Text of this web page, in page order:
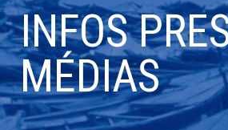
CALENDRIER DES ÉVÈNEMENTS
ORGANIGRAMME
LISTE DU PERSONNEL
LES DOMAINES SCIENTIFIQUES
LES ÉQUIPES
INFOS
MÉDIAS